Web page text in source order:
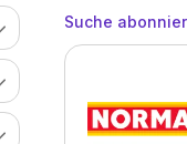
Suche